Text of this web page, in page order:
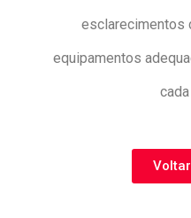
esclarecimentos
equipamentos